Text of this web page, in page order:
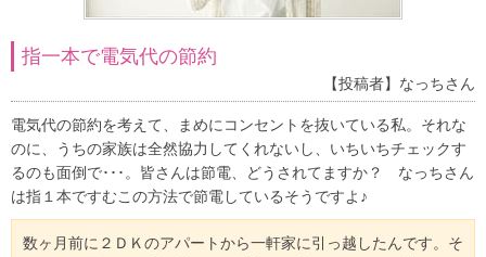
指一本で電気代の節約
【投稿者】なっちさん
電気代の節約を考えて、まめにコンセントを抜いている私。それな
のに、うちの家族は全然協力してくれないし、いちいちチェックす
るのも面倒で･･･。皆さんは節電、どうされてますか？ なっちさん
は指１本ですむこの方法で節電しているそうですよ♪
数ヶ月前に２ＤＫのアパートから一軒家に引っ越したんです。そ